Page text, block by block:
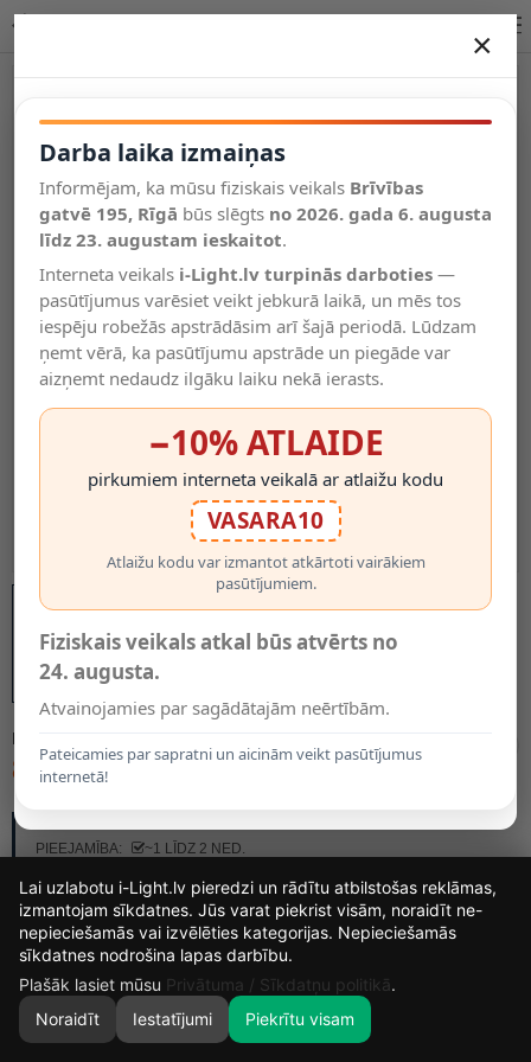
Salīdzināt
Vēlmju
saraksts
Valodas
0
MODELIS:
8.90€
PIEEJAMĪBA:
~1 LĪDZ 2 NED.
×
Darba laika izmaiņas
Informējam, ka mūsu fiziskais veikals Brīvības
gatvē 195, Rīgā būs slēgts no 2026. gada 6. augusta
līdz 23. augustam ieskaitot.
Interneta veikals i-Light.lv turpinās darboties —
pasūtījumus varēsiet veikt jebkurā laikā, un mēs tos
iespēju robežās apstrādāsim arī šajā periodā. Lūdzam
ņemt vērā, ka pasūtījumu apstrāde un piegāde var
aizņemt nedaudz ilgāku laiku nekā ierasts.
−10% ATLAIDE
pirkumiem interneta veikalā ar atlaižu kodu
VASARA10
Atlaižu kodu var izmantot atkārtoti vairākiem
pasūtījumiem.
Fiziskais veikals atkal būs atvērts no
24. augusta.
Atvainojamies par sagādātajām neērtībām.
Pateicamies par sapratni un aicinām veikt pasūtījumus
internetā!
15
DIENAS
16
STUNDAS
42
MIN.
52
Lai uzlabotu i-Light.lv pieredzi un rādītu atbilstošas reklāmas,
izmantojam sīkdatnes. Jūs varat piekrist visām, noraidīt ne-
nepieciešamās vai izvēlēties kategorijas. Nepieciešamās
sīkdatnes nodrošina lapas darbību.
Plašāk lasiet mūsu Privātuma / Sīkdatņu politikā.
Noraidīt
Iestatījumi Piekrītu visam